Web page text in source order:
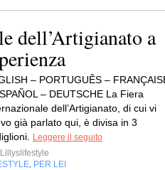
dell’Artigianato a
– PORTUGUÊS –
– DEUTSCHE La Fiera
dell’Artigianato, di cui vi
già parlato qui, è divisa in 3
Leggere il seguito
Lillyslifestyle
PER LEI